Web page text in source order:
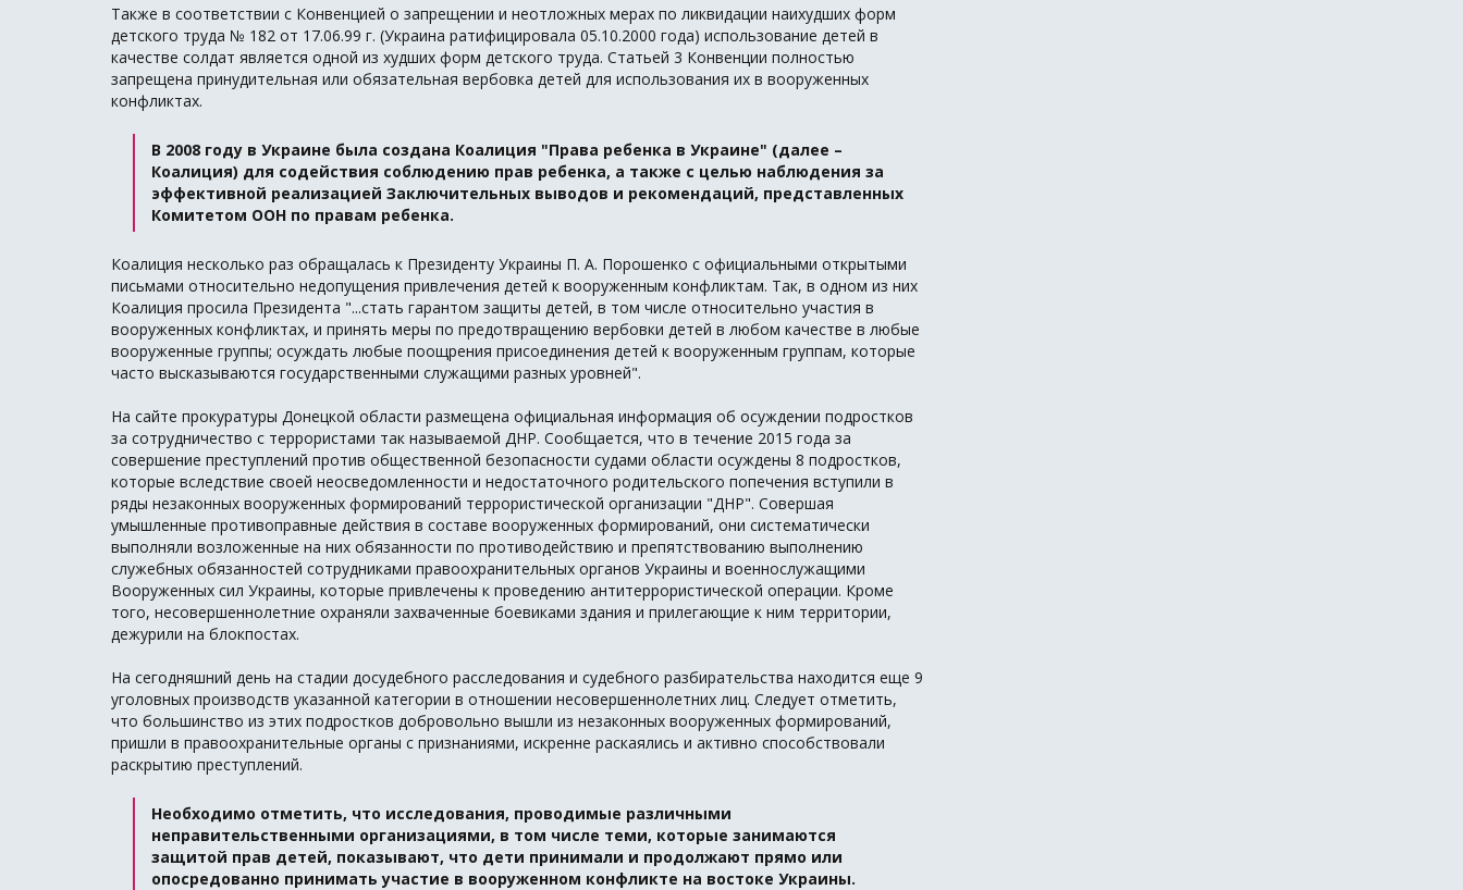
Также в соответствии с Конвенцией о запрещении и неотложных мерах по ликвидации наихудших форм
детского труда № 182 от 17.06.99 г. (Украина ратифицировала 05.10.2000 года) использование детей в
качестве солдат является одной из худших форм детского труда. Статьей 3 Конвенции полностью
запрещена принудительная или обязательная вербовка детей для использования их в вооруженных
конфликтах.
В 2008 году в Украине была создана Коалиция "Права ребенка в Украине" (далее –
Коалиция) для содействия соблюдению прав ребенка, а также с целью наблюдения за
эффективной реализацией Заключительных выводов и рекомендаций, представленных
Комитетом ООН по правам ребенка.
Коалиция несколько раз обращалась к Президенту Украины П. А. Порошенко с официальными открытыми
письмами относительно недопущения привлечения детей к вооруженным конфликтам. Так, в одном из них
Коалиция просила Президента "...стать гарантом защиты детей, в том числе относительно участия в
вооруженных конфликтах, и принять меры по предотвращению вербовки детей в любом качестве в любые
вооруженные группы; осуждать любые поощрения присоединения детей к вооруженным группам, которые
часто высказываются государственными служащими разных уровней".
На сайте прокуратуры Донецкой области размещена официальная информация об осуждении подростков
за сотрудничество с террористами так называемой ДНР. Сообщается, что в течение 2015 года за
совершение преступлений против общественной безопасности судами области осуждены 8 подростков,
которые вследствие своей неосведомленности и недостаточного родительского попечения вступили в
ряды незаконных вооруженных формирований террористической организации "ДНР". Совершая
умышленные противоправные действия в составе вооруженных формирований, они систематически
выполняли возложенные на них обязанности по противодействию и препятствованию выполнению
служебных обязанностей сотрудниками правоохранительных органов Украины и военнослужащими
Вооруженных сил Украины, которые привлечены к проведению антитеррористической операции. Кроме
того, несовершеннолетние охраняли захваченные боевиками здания и прилегающие к ним территории,
дежурили на блокпостах.
На сегодняшний день на стадии досудебного расследования и судебного разбирательства находится еще 9
уголовных производств указанной категории в отношении несовершеннолетних лиц. Следует отметить,
что большинство из этих подростков добровольно вышли из незаконных вооруженных формирований,
пришли в правоохранительные органы с признаниями, искренне раскаялись и активно способствовали
раскрытию преступлений.
Необходимо отметить, что исследования, проводимые различными
неправительственными организациями, в том числе теми, которые занимаются
защитой прав детей, показывают, что дети принимали и продолжают прямо или
опосредованно принимать участие в вооруженном конфликте на востоке Украины.